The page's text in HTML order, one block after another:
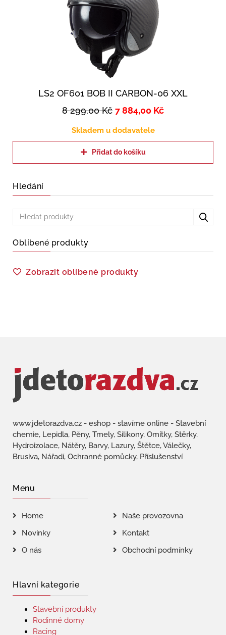
LS2 OF601 BOB II CARBON-06 XXL
8 299,00Kč 7 884,00 Kč
Skladem u dodavatele
Přidat do košíku
Hledání
Oblíbené produkty
Zobrazit oblíbené produkty
www.jdetorazdva.cz - eshop - stavíme online - Stavební
chemie, Lepidla, Pěny, Tmely, Silikony, Omítky, Stěrky,
Hydroizolace, Nátěry, Barvy, Lazury, Štětce, Válečky,
Brusiva, Nářadí, Ochranné pomůcky, Příslušenství
Menu
Home
Naše provozovna
Novinky
Kontakt
O nás
Obchodní podmínky
Hlavní kategorie
Stavební produkty
Rodinné domy
Racing